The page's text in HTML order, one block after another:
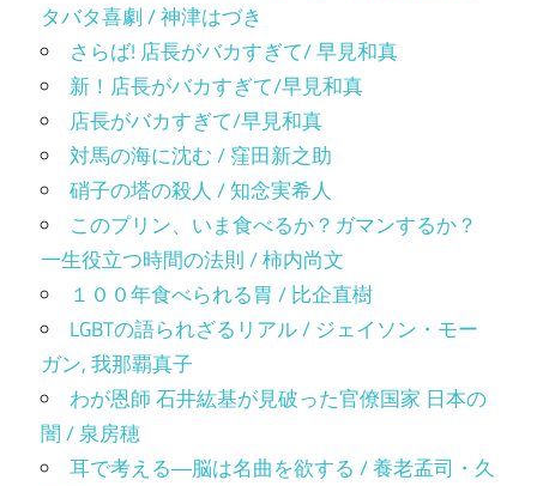
タバタ喜劇 / 神津はづき
さらば! 店長がバカすぎて/ 早見和真
新！店長がバカすぎて/早見和真
店長がバカすぎて/早見和真
対馬の海に沈む / 窪田新之助
硝子の塔の殺人 / 知念実希人
このプリン、いま食べるか？ガマンするか？
一生役立つ時間の法則 / 柿内尚文
１００年食べられる胃 / 比企直樹
LGBTの語られざるリアル / ジェイソン・モー
ガン, 我那覇真子
わが恩師 石井紘基が見破った官僚国家 日本の
闇 / 泉房穂
耳で考える―脳は名曲を欲する / 養老孟司・久